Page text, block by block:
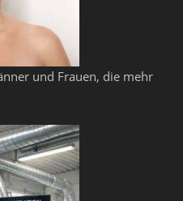
und Frauen, die mehr